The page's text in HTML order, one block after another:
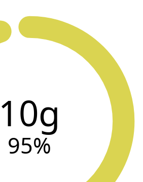
10g
95%